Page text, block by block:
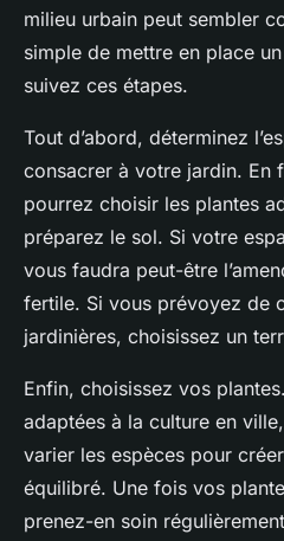
milieu urbain peut sembler
simple de mettre en place
suivez ces étapes.
Tout d’abord, déterminez
consacrer à votre jardin. En
pourrez choisir les plantes
préparez le sol. Si votre
vous faudra peut-être
fertile. Si vous prévoyez de
jardinières, choisissez un
Enfin, choisissez vos
adaptées à la culture en
varier les espèces pour
équilibré. Une fois vos
prenez-en soin